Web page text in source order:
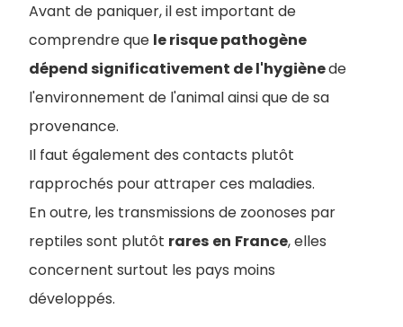
Avant de paniquer, il est important de
comprendre que le risque pathogène
dépend significativement de l'hygiènede
l'environnement de l'animal ainsi que de sa
provenance.
Il faut également des contacts plutôt
rapprochés pour attraper ces maladies.
En outre, les transmissions de zoonoses par
reptiles sont plutôt rares en France, elles
concernent surtout les pays moins
développés.